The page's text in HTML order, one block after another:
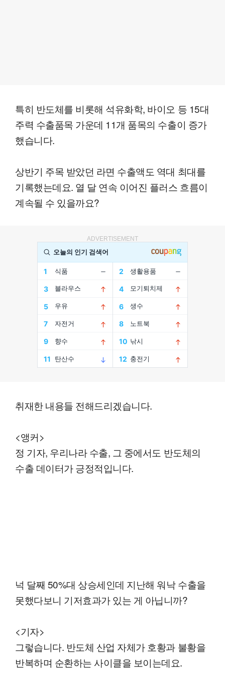
특히 반도체를 비롯해 석유화학, 바이오 등 15대
주력 수출품목 가운데 11개 품목의 수출이 증가
했습니다.
상반기 주목 받았던 라면 수출액도 역대 최대를
기록했는데요. 열 달 연속 이어진 플러스 흐름이
계속될 수 있을까요?
ADVERTISEMENT
취재한 내용들 전해드리겠습니다.
<앵커>
정 기자, 우리나라 수출, 그 중에서도 반도체의
수출 데이터가 긍정적입니다.
넉 달째 50%대 상승세인데 지난해 워낙 수출을
못했다보니 기저효과가 있는 게 아닙니까?
<기자>
그렇습니다. 반도체 산업 자체가 호황과 불황을
반복하며 순환하는 사이클을 보이는데요.